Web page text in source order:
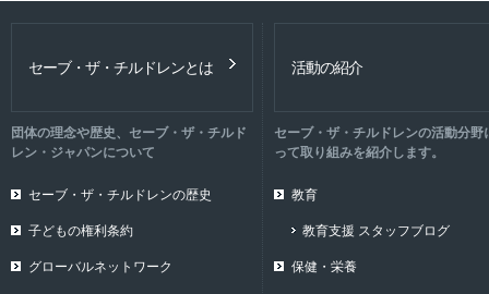
セーブ・ザ・チルドレンとは
団体の理念や歴史、セーブ・ザ・チルド
レン・ジャパンについて
セーブ・ザ・チルドレンの歴史
子どもの権利条約
グローバルネットワーク
活動の紹介
セーブ・ザ・チルドレンの活動分野
って取り組みを紹介します。
教育
教育支援 スタッフブログ
保健・栄養